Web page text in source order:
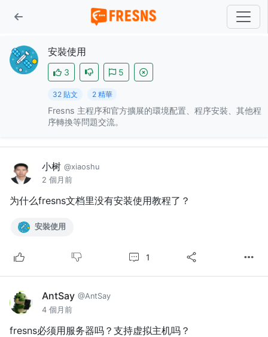
安裝使用
3 5
32 貼文 2 精華
Fresns 主程序和官方擴展的環境配置、程序安裝、其他程
序轉換等問題交流。
小树 @xiaoshu
2 個月前
为什么fresns文档里没有安装使用教程了？
安裝使用
1
AntSay @AntSay
4 個月前
fresns必须用服务器吗？支持虚拟主机吗？